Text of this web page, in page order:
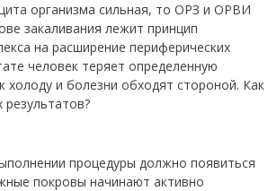
организма сильная, то ОРЗ и ОРВИ
закаливания лежит принцип
на расширение периферических
человек теряет определенную
холоду и болезни обходят стороной. Как
процедуры должно появиться
покровы начинают активно